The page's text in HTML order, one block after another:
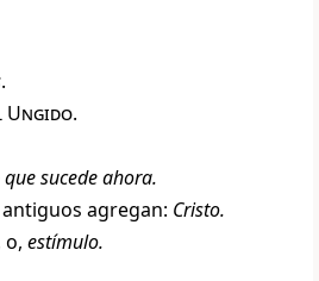
.
Ungido.
sucede ahora.
agregan: Cristo.
o, estímulo.